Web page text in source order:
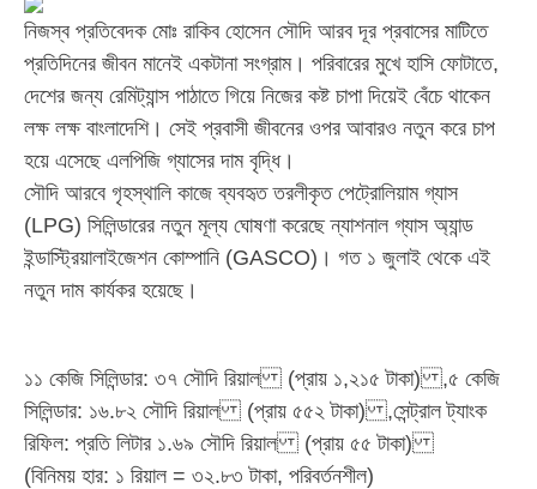
নিজস্ব প্রতিবেদক মোঃ রাকিব হোসেন সৌদি আরব দূর প্রবাসের মাটিতে
প্রতিদিনের জীবন মানেই একটানা সংগ্রাম। পরিবারের মুখে হাসি ফোটাতে,
দেশের জন্য রেমিট্যান্স পাঠাতে গিয়ে নিজের কষ্ট চাপা দিয়েই বেঁচে থাকেন
লক্ষ লক্ষ বাংলাদেশি। সেই প্রবাসী জীবনের ওপর আবারও নতুন করে চাপ
হয়ে এসেছে এলপিজি গ্যাসের দাম বৃদ্ধি।
সৌদি আরবে গৃহস্থালি কাজে ব্যবহৃত তরলীকৃত পেট্রোলিয়াম গ্যাস
(LPG) সিলিন্ডারের নতুন মূল্য ঘোষণা করেছে ন্যাশনাল গ্যাস অ্যান্ড
ইন্ডাস্ট্রিয়ালাইজেশন কোম্পানি (GASCO)। গত ১ জুলাই থেকে এই
নতুন দাম কার্যকর হয়েছে।
১১ কেজি সিলিন্ডার: ৩৭ সৌদি রিয়াল (প্রায় ১,২১৫ টাকা) ,৫ কেজি
সিলিন্ডার: ১৬.৮২ সৌদি রিয়াল (প্রায় ৫৫২ টাকা) ,সেন্ট্রাল ট্যাংক
রিফিল: প্রতি লিটার ১.৬৯ সৌদি রিয়াল (প্রায় ৫৫ টাকা)
(বিনিময় হার: ১ রিয়াল = ৩২.৮৩ টাকা, পরিবর্তনশীল)